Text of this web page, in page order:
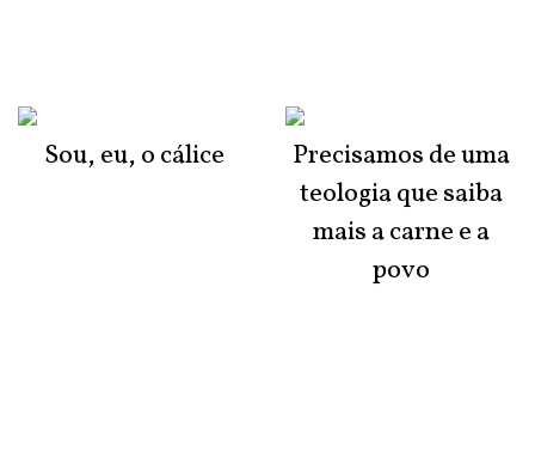
Sou, eu, o cálice
Precisamos de uma
teologia que saiba
mais a carne e a
povo